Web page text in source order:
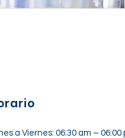
a Viernes: 06:30 am – 06:00